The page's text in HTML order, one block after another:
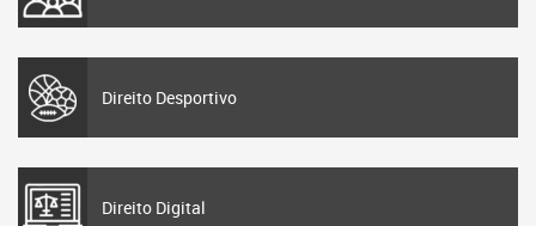
Direito Desportivo
Direito Digital